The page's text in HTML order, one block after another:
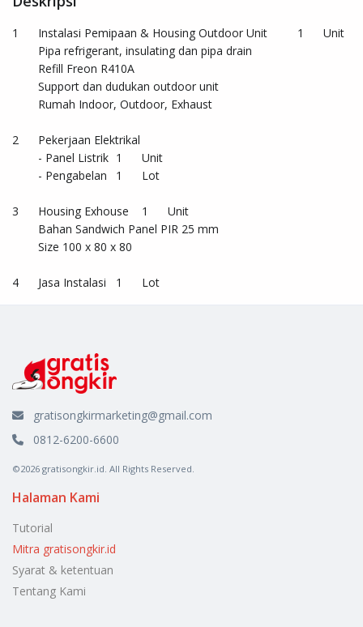
1	Instalasi Pemipaan & Housing Outdoor Unit 	1	Unit
2	Pekerjaan Elektrikal
3	Housing Exhouse 	1	Unit
4	Jasa Instalasi 	1	Lot
gratisongkirmarketing@gmail.com
0812-6200-6600
©2026 gratisongkir.id. All Rights Reserved.
Halaman Kami
Tutorial
Mitra gratisongkir.id
Syarat & ketentuan
Tentang Kami